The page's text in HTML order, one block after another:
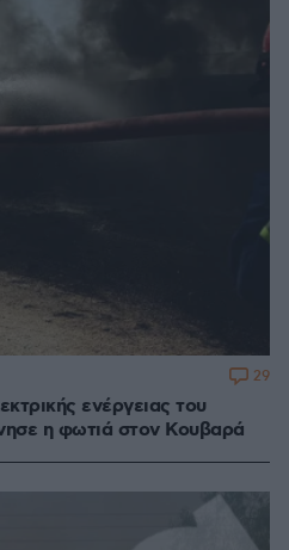
ενέργειας του
η φωτιά στον Κουβαρά
29